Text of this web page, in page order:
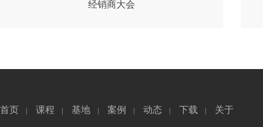
经销商大会
首页 课程 基地 案例 动态 下载 关于